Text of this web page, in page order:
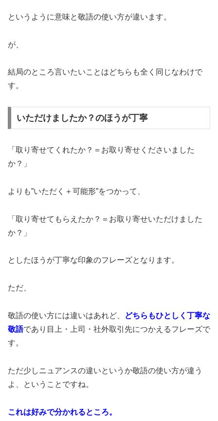
というように意味と敬語の使い方が違います。
が、
結局のところ言いたいことはどちらも全く同じなわけで
す。
いただけましたか？のほうが丁寧
「取り寄せてくれたか？＝お取り寄せくださいました
か？」
よりも”いただく＋可能形”をつかって、
「取り寄せてもらえたか？＝お取り寄せいただけました
か？」
としたほうが丁寧な印象のフレーズとなります。
ただ、
敬語の使い方には違いはあれど、
どちらもひとしく丁寧な
敬語であり目上・上司・社外取引先につかえるフレーズで
す。
ただ少しニュアンスの違いというか敬語の使い方が違う
よ、ということですね。
これは好みで分かれるところ。